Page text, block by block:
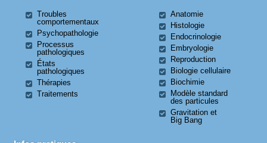
Troubles
comportementaux
Psychopathologie
Processus
pathologiques
États
pathologiques
Thérapies
Traitements
Anatomie
Histologie
Endocrinologie
Embryologie
Reproduction
Biologie cellulaire
Biochimie
Modèle standard
des particules
Gravitation et
Big Bang